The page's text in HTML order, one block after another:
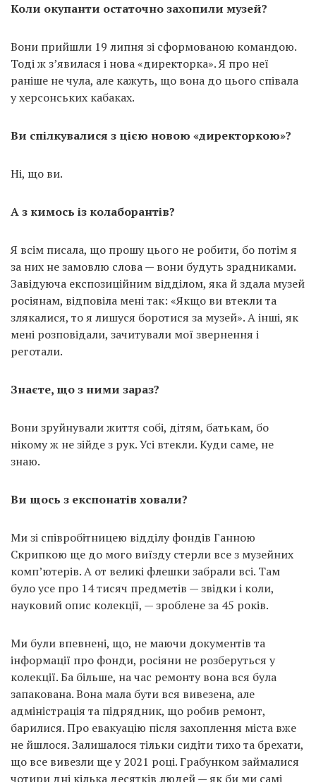
Коли окупанти остаточно захопили музей?
Вони прийшли 19 липня зі сформованою командою.
Тоді ж з’явилася і нова «директорка». Я про неї
раніше не чула, але кажуть, що вона до цього співала
у херсонських кабаках.
Ви спілкувалися з цією новою «директоркою»?
Ні, що ви.
А з кимось із колаборантів?
Я всім писала, що прошу цього не робити, бо потім я
за них не замовлю слова — вони будуть зрадниками.
Завідуюча експозиційним відділом, яка й здала музей
росіянам, відповіла мені так: «Якщо ви втекли та
злякалися, то я лишуся боротися за музей». А інші, як
мені розповідали, зачитували мої звернення і
реготали.
Знаєте, що з ними зараз?
Вони зруйнували життя собі, дітям, батькам, бо
нікому ж не зійде з рук. Усі втекли. Куди саме, не
знаю.
Ви щось з експонатів ховали?
Ми зі співробітницею відділу фондів Ганною
Скрипкою ще до мого виїзду стерли все з музейних
комп’ютерів. А от великі флешки забрали всі. Там
було усе про 14 тисяч предметів — звідки і коли,
науковий опис колекції, — зроблене за 45 років.
Ми були впевнені, що, не маючи документів та
інформації про фонди, росіяни не розберуться у
колекції. Ба більше, на час ремонту вона вся була
запакована. Вона мала бути вся вивезена, але
адміністрація та підрядник, що робив ремонт,
барилися. Про евакуацію після захоплення міста вже
не йшлося. Залишалося тільки сидіти тихо та брехати,
що все вивезли ще у 2021 році. Грабунком займалися
чотири дні кілька десятків людей — як би ми самі